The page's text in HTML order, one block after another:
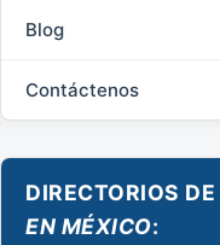
Blog
Contáctenos
DIRECTORIOS DE
EN MÉXICO: